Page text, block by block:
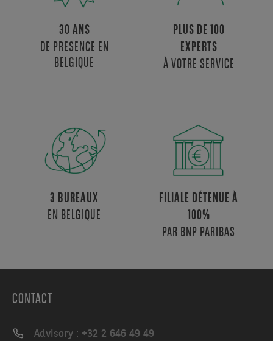
30 ANS
DE PRESENCE EN
BELGIQUE
PLUS DE 100
EXPERTS
À VOTRE SERVICE
3 BUREAUX
EN BELGIQUE
FILIALE DÉTENUE À
100%
PAR BNP PARIBAS
CONTACT
Advisory : +32 2 646 49 49